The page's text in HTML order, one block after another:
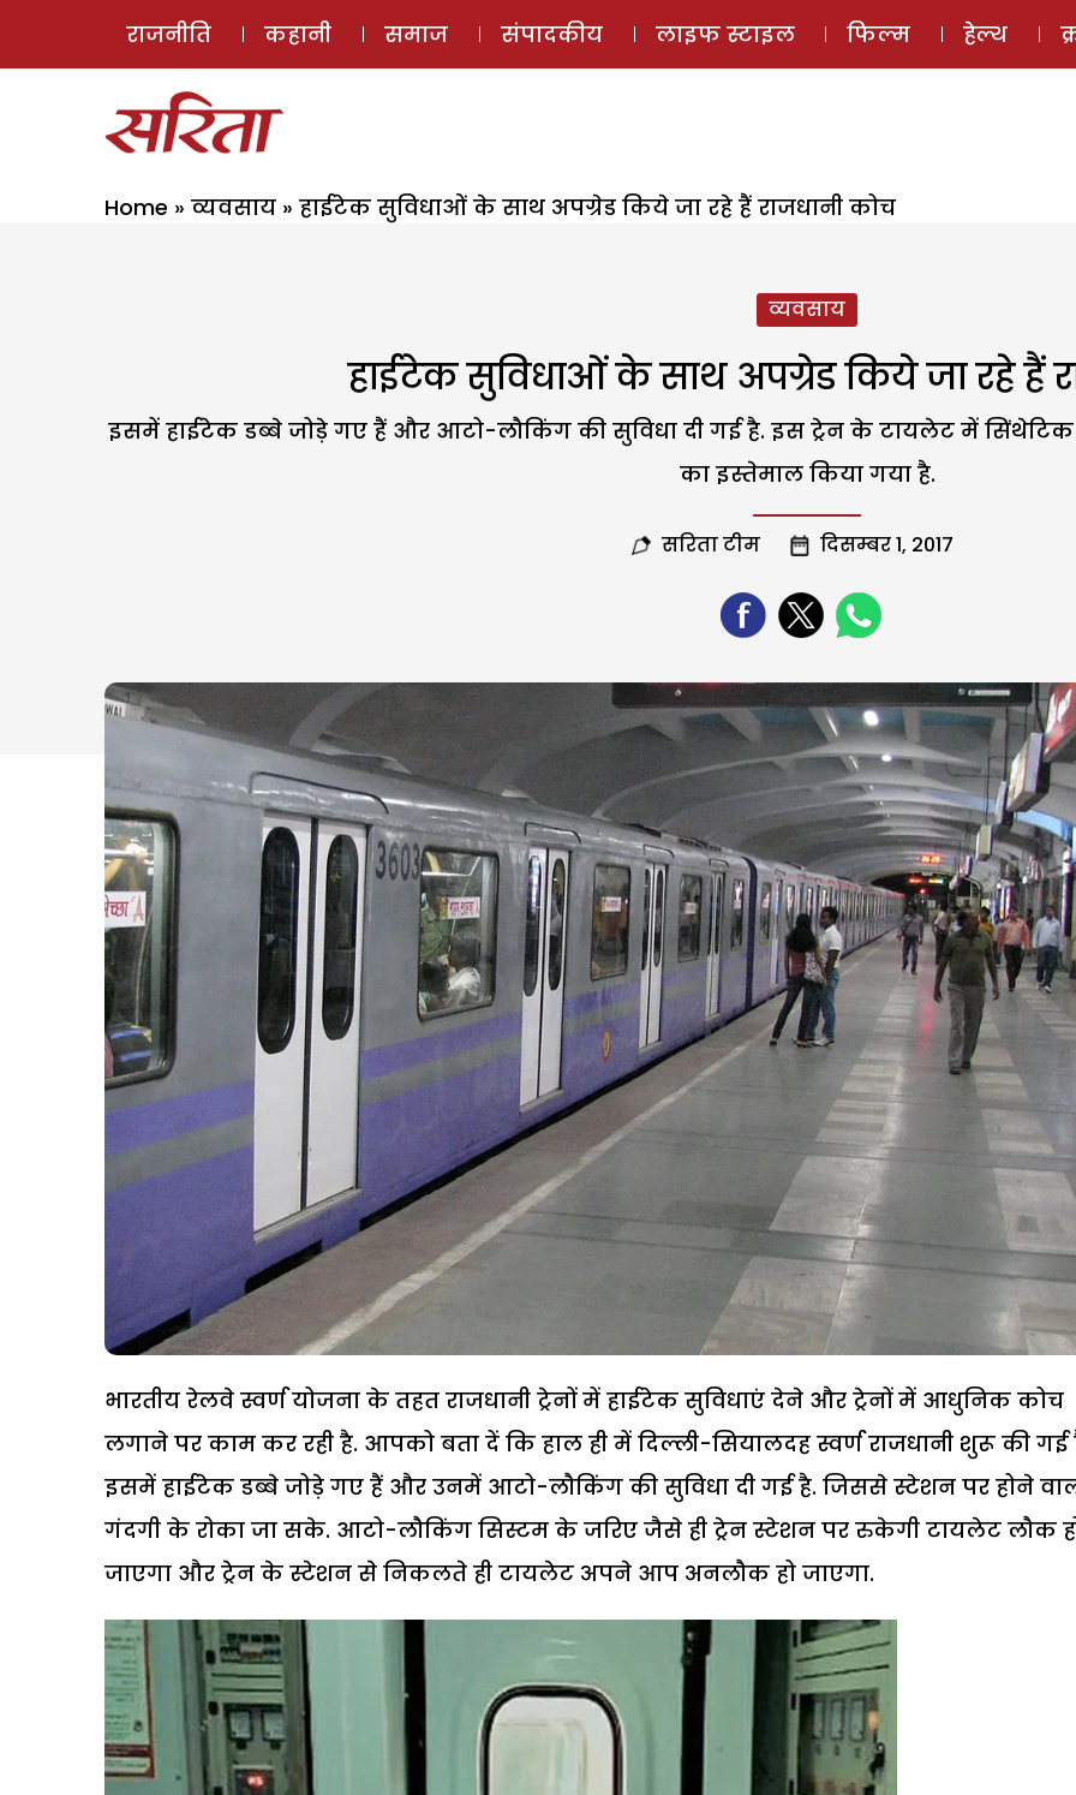
ई-मैगज़ीन
राजनीति कहानी समाज संपादकीय लाइफ स्टाइल फिल्म हेल्थ
Home » व्यवसाय » हाईटेक सुविधाओं के साथ अपग्रेड किये जा रहे हैं राजधानी कोच
व्यवसाय
हाईटेक सुविधाओं के साथ अपग्रेड किये जा रहे हैं
इसमें हाईटेक डब्बे जोड़े गए हैं और आटो-लौकिंग की सुविधा दी गई है. इस ट्रेन के टायलेट में
का इस्तेमाल किया गया है.
सरिता टीम दिसम्बर 1, 2017
भारतीय रेलवे स्वर्ण योजना के तहत राजधानी ट्रेनों में हाईटेक सुविधाएं देने और ट्रेनों में आधुनिक कोच
लगाने पर काम कर रही है. आपको बता दें कि हाल ही में दिल्ली-सियालदह स्वर्ण राजधानी शुरू की गई
इसमें हाईटेक डब्बे जोड़े गए हैं और उनमें आटो-लौकिंग की सुविधा दी गई है. जिससे स्टेशन पर होने
गंदगी के रोका जा सके. आटो-लौकिंग सिस्टम के जरिए जैसे ही ट्रेन स्टेशन पर रुकेगी टायलेट लौक
जाएगा और ट्रेन के स्टेशन से निकलते ही टायलेट अपने आप अनलौक हो जाएगा.